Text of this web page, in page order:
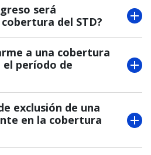
será
del STD?
a una cobertura
el período de
exclusión de una
en la cobertura